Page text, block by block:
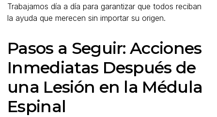
Trabajamos día a día para garantizar que todos reciban
la ayuda que merecen sin importar su origen.
Pasos a Seguir: Acciones
Inmediatas Después de
una Lesión en la Médula
Espinal